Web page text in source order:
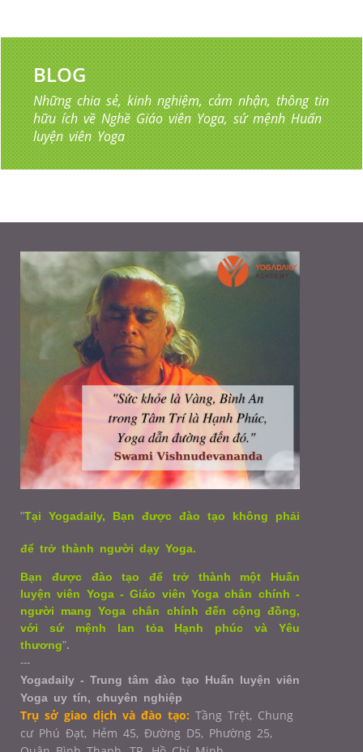
BLOG
Những chia sẻ, kinh nghiệm, cảm nhận, thông tin
hữu ích về Nghề Giáo viên Yoga, sứ mệnh Huấn
luyện viên Yoga
"Tại Yogadaily, Bạn được đào tạo không phải
để trở thành người dạy Yoga.
Bạn được đào tạo để trở thành một Huấn
luyện viên Yoga - Giáo viên Yoga chân chính -
người mang Yoga chân chính đến cộng đồng,
với sứ mệnh lan tỏa Hạnh phúc và Yêu
thương".
---
Yogadaily - Trung tâm đào tạo Huấn luyện viên
Yoga uy tín, chuyên nghiệp
Trụ sở giao dịch và đào tạo: Tầng Trệt, Chung
cư Phú Đạt, Hẻm 45, Đường D5, Phường 25,